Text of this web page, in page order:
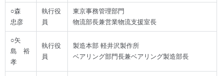
○森
忠彦
執行役
員
東京事務管理部門
物流部長兼営業物流支援室長
○矢
島 裕
孝
執行役
員
製造本部 軽井沢製作所
ベアリング部門長兼ベアリング製造部長